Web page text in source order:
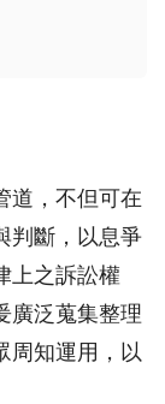
道，不但可在
判斷，以息爭
上之訴訟權
廣泛蒐集整理
周知運用，以